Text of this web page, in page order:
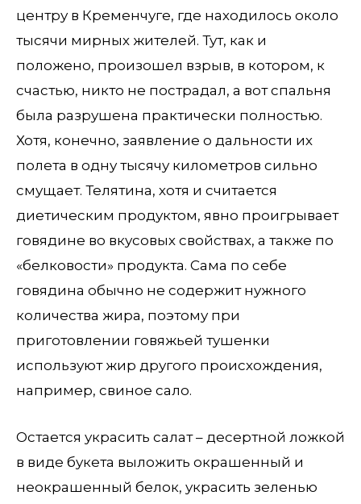
центру в Кременчуге, где находилось около
тысячи мирных жителей. Тут, как и
положено, произошел взрыв, в котором, к
счастью, никто не пострадал, а вот спальня
была разрушена практически полностью.
Хотя, конечно, заявление о дальности их
полета в одну тысячу километров сильно
смущает. Телятина, хотя и считается
диетическим продуктом, явно проигрывает
говядине во вкусовых свойствах, а также по
«белковости» продукта. Сама по себе
говядина обычно не содержит нужного
количества жира, поэтому при
приготовлении говяжьей тушенки
используют жир другого происхождения,
например, свиное сало.
Остается украсить салат – десертной ложкой
в виде букета выложить окрашенный и
неокрашенный белок, украсить зеленью